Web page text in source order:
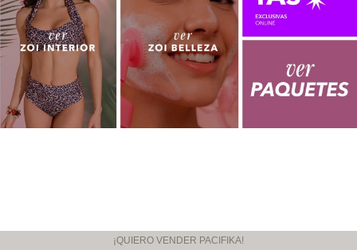
¡QUIERO VENDER PACIFIKA!